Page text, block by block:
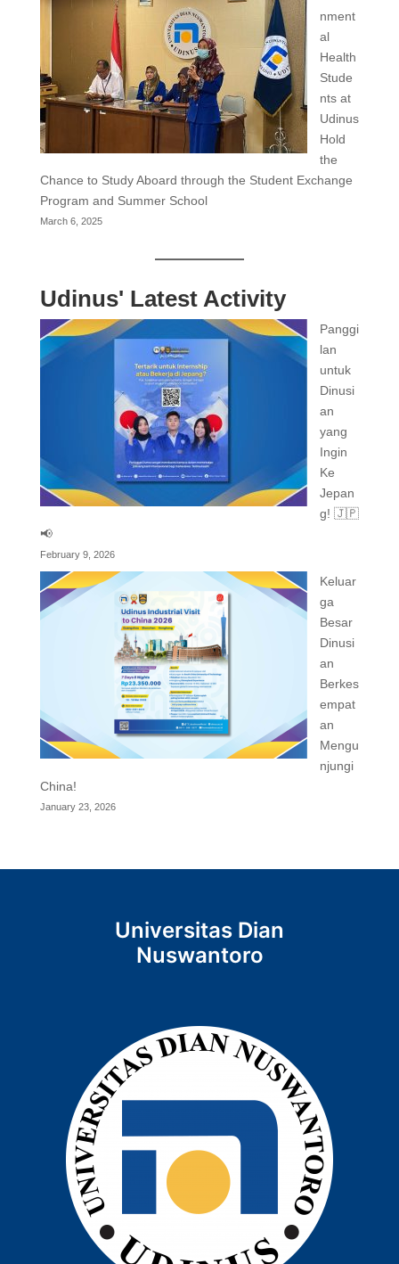
nment
al
Health
Stude
nts at
Udinus
Hold
the
Chance to Study Aboard through the Student Exchange
Program and Summer School
March 6, 2025
Udinus' Latest Activity
Panggi
lan
untuk
Dinusi
an
yang
Ingin
Ke
Jepan
g! 🇯🇵
📢
February 9, 2026
Keluar
ga
Besar
Dinusi
an
Berkes
empat
an
Mengu
njungi
China!
January 23, 2026
Universitas Dian
Nuswantoro